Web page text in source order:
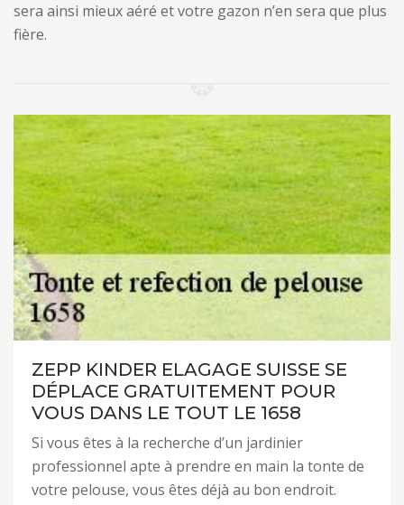
sera ainsi mieux aéré et votre gazon n’en sera que plus
fière.
ZEPP KINDER ELAGAGE SUISSE SE
DÉPLACE GRATUITEMENT POUR
VOUS DANS LE TOUT LE 1658
Si vous êtes à la recherche d’un jardinier
professionnel apte à prendre en main la tonte de
votre pelouse, vous êtes déjà au bon endroit.